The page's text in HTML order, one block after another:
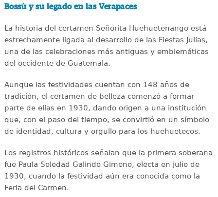
Bossù y su legado en las Verapaces
La historia del certamen Señorita Huehuetenango está
estrechamente ligada al desarrollo de las Fiestas Julias,
una de las celebraciones más antiguas y emblemáticas
del occidente de Guatemala.
Aunque las festividades cuentan con 148 años de
tradición, el certamen de belleza comenzó a formar
parte de ellas en 1930, dando origen a una institución
que, con el paso del tiempo, se convirtió en un símbolo
de identidad, cultura y orgullo para los huehuetecos.
Los registros históricos señalan que la primera soberana
fue Paula Soledad Galindo Gimeno, electa en julio de
1930, cuando la festividad aún era conocida como la
Feria del Carmen.